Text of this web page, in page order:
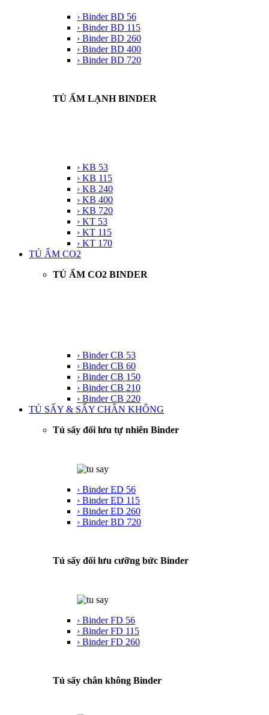
› Binder BD 56
› Binder BD 115
› Binder BD 260
› Binder BD 400
› Binder BD 720
TỦ ẤM LẠNH BINDER
› KB 53
› KB 115
› KB 240
› KB 400
› KB 720
› KT 53
› KT 115
› KT 170
TỦ ẤM CO2
TỦ ẤM CO2 BINDER
› Binder CB 53
› Binder CB 60
› Binder CB 150
› Binder CB 210
› Binder CB 220
TỦ SẤY & SẤY CHÂN KHÔNG
Tủ sấy đối lưu tự nhiên Binder
› Binder ED 56
› Binder ED 115
› Binder ED 260
› Binder BD 720
Tủ sấy đối lưu cưỡng bức Binder
› Binder FD 56
› Binder FD 115
› Binder FD 260
Tủ sấy chân không Binder